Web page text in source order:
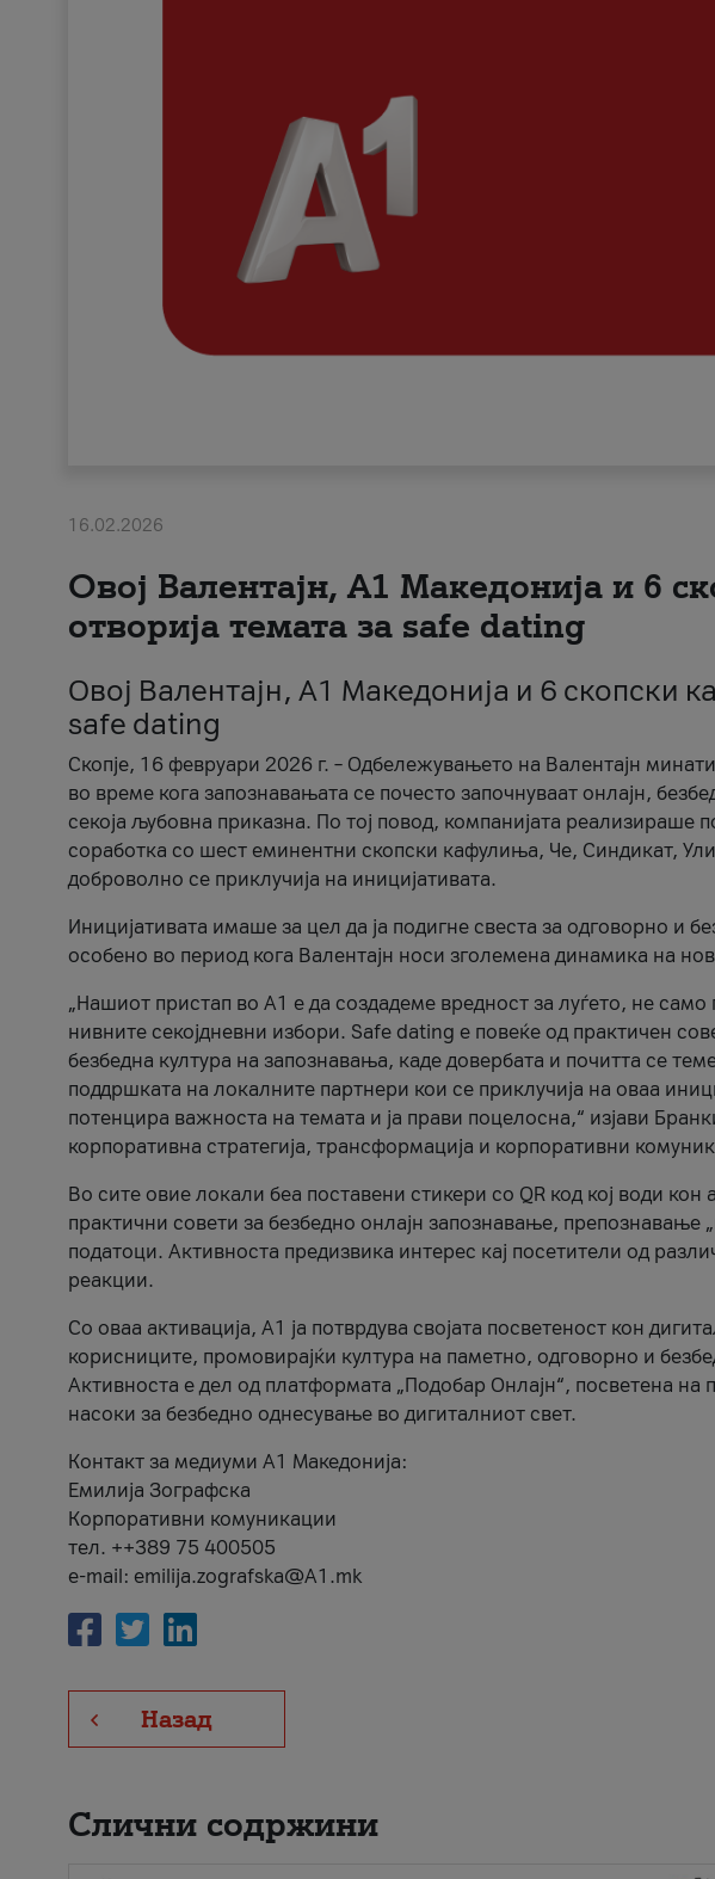
16.02.2026
Овој Валентајн, A1 Македонија и 6
отворија темата за safe dating
Овој Валентајн, A1 Македонија и 6 скопски
safe dating
Скопје, 16 февруари 2026 г. – Одбележувањето на Валентајн
во време кога запознавањата се почесто започнуваат онлајн,
секоја љубовна приказна. По тој повод, компанијата реализираше
соработка со шест еминентни скопски кафулиња, Че, Синдикат,
доброволно се приклучија на иницијативата.
Иницијативата имаше за цел да ја подигне свеста за одговорно и
особено во период кога Валентајн носи зголемена динамика на
„Нашиот пристап во А1 е да создадеме вредност за луѓето, не само
нивните секојдневни избори. Safe dating е повеќе од практичен
безбедна култура на запознавања, каде довербата и почитта се
поддршката на локалните партнери кои се приклучија на оваа
потенцира важноста на темата и ја прави поцелосна,“ изјави
корпоративна стратегија, трансформација и корпоративни
Во сите овие локали беа поставени стикери со QR код кој води
практични совети за безбедно онлајн запознавање,
податоци. Активноста предизвика интерес кај посетители од
реакции.
Со оваа активација, А1 ја потврдува својата посветеност кон
корисниците, промовирајќи култура на паметно, одговорно и
Активноста е дел од платформата „Подобар Онлајн“, посветена
насоки за безбедно однесување во дигиталниот свет.
Контакт за медиуми А1 Македонија:
Емилија Зографска
Корпоративни комуникации
тел. ++389 75 400505
e-mail: emilija.zografska@A1.mk
Назад
Слични содржини